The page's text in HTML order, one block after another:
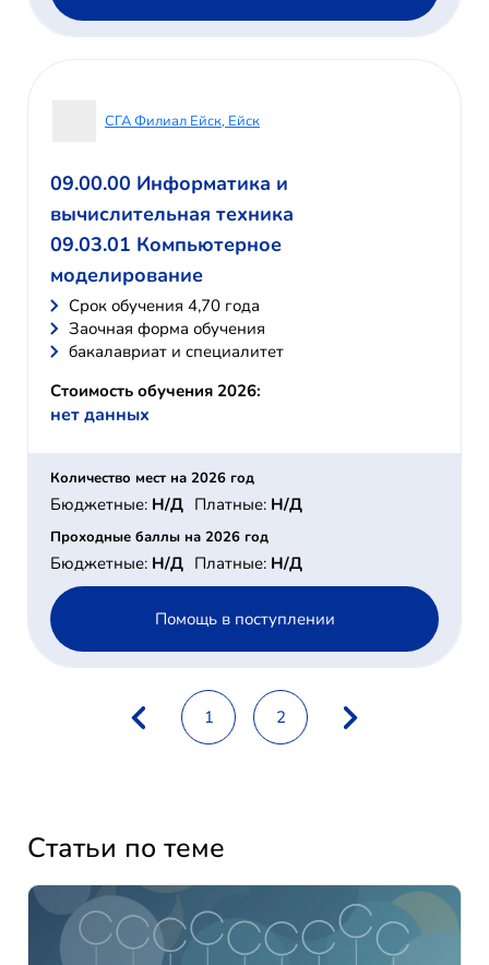
СГА Филиал Ейск, Ейск
09.00.00 Информатика и
вычислительная техника
09.03.01 Компьютерное
моделирование
Cрок обучения 4,70 года
Заочная форма обучения
бакалавриат и специалитет
Стоимость обучения 2026:
нет данных
Количество мест на 2026 год
Бюджетные: Н/Д Платные: Н/Д
Проходные баллы на 2026 год
Бюджетные: Н/Д Платные: Н/Д
Помощь в поступлении
1 2
Статьи по теме